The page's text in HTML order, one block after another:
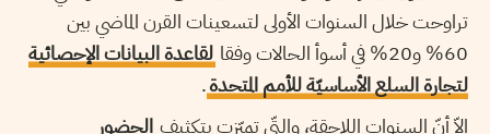
تراوحت خلال السنوات الأولى لتسعينات القرن الماضي بين
60% و20% في أسوأ الحالات وفقا
لقاعدة البيانات الإحصائية
لتجارة السلع الأساسيّة للأمم المتحدة.
إلاّ أنّ السنوات اللاحقة، والتّي تميّزت بتكثيف الحضور